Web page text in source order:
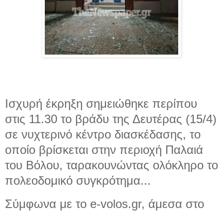
Ισχυρή έκρηξη σημειώθηκε περίπου
στις 11.30 το βράδυ της Δευτέρας (15/4)
σε νυχτερινό κέντρο διασκέδασης, το
οποίο βρίσκεται στην περιοχή Παλαιά
του Βόλου, ταρακουνώντας ολόκληρο το
πολεοδομικό συγκρότημα...
Σύμφωνα με το e-volos.gr, άμεσα στο